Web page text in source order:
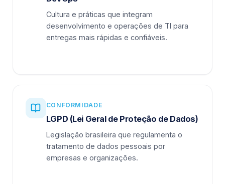
Cultura e práticas que integram
desenvolvimento e operações de TI para
entregas mais rápidas e confiáveis.
CONFORMIDADE
LGPD (Lei Geral de Proteção de Dados)
Legislação brasileira que regulamenta o
tratamento de dados pessoais por
empresas e organizações.